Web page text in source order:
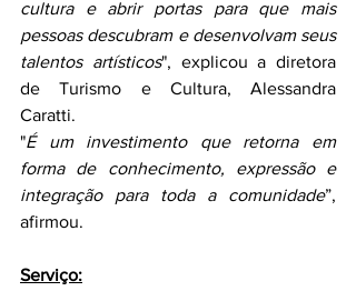
cultura e abrir portas para que mais
pessoas descubram e desenvolvam seus
talentos artísticos", explicou a diretora
de Turismo e Cultura, Alessandra
Caratti.
"É um investimento que retorna em
forma de conhecimento, expressão e
integração para toda a comunidade”,
afirmou.
Serviço: